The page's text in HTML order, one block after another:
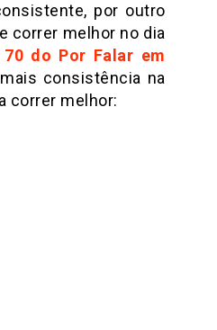
por outro
correr melhor no dia
do Por Falar em
consistência na
correr melhor: